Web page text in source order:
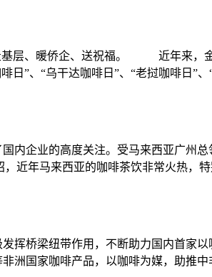
基层、暖侨企、送祝福。 近年来，
”、“乌干达咖啡日”、“老挝咖啡日”
内企业的高度关注。受马来西亚广州
年马来西亚的咖啡茶饮非常火热，特
挥桥梁纽带作用，不断助力国内首
国家咖啡产品，以咖啡为媒，助推